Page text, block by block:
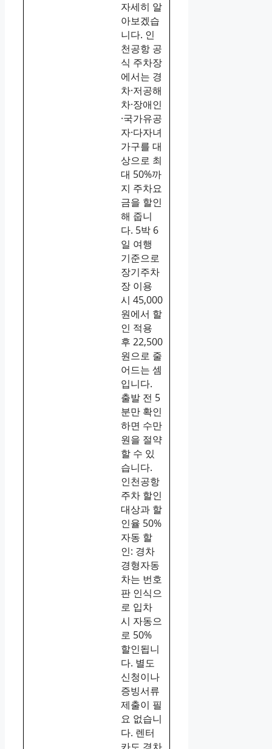
자세히 알
아보겠습
니다. 인
천공항 공
식 주차장
에서는 경
차·저공해
차·장애인
·국가유공
자·다자녀
가구를 대
상으로 최
대 50%까
지 주차요
금을 할인
해 줍니
다. 5박 6
일 여행
기준으로
장기주차
장 이용
시 45,000
원에서 할
인 적용
후 22,500
원으로 줄
어드는 셈
입니다.
출발 전 5
분만 확인
하면 수만
원을 절약
할 수 있
습니다.
인천공항
주차 할인
대상과 할
인율 50%
자동 할
인: 경차
경형자동
차는 번호
판 인식으
로 입차
시 자동으
로 50%
할인됩니
다. 별도
신청이나
증빙서류
제출이 필
요 없습니
다. 렌터